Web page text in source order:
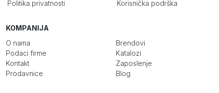
Politika privatnosti
Korisnička podrška
KOMPANIJA
O nama
Podaci firme
Kontakt
Prodavnice
Brendovi
Katalozi
Zaposlenje
Blog